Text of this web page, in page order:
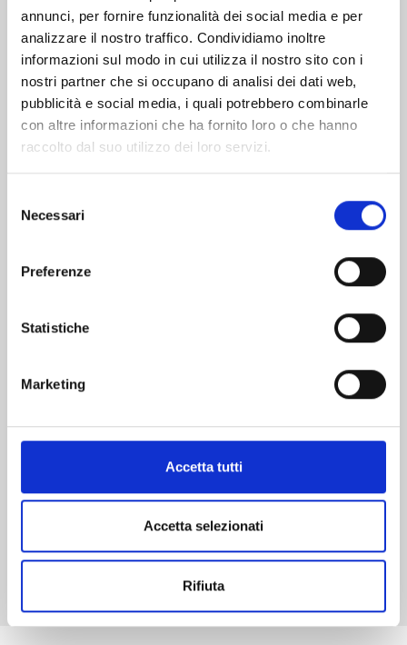
annunci, per fornire funzionalità dei social media e per
analizzare il nostro traffico. Condividiamo inoltre
informazioni sul modo in cui utilizza il nostro sito con i
nostri partner che si occupano di analisi dei dati web,
pubblicità e social media, i quali potrebbero combinarle
con altre informazioni che ha fornito loro o che hanno
raccolto dal suo utilizzo dei loro servizi.
delNecessari
Preferenze
Statistiche
Marketing
Accetta tutti
Accetta selezionati
Rifiuta
Altri volumi della serie
€ 6,90
Mostra tutto